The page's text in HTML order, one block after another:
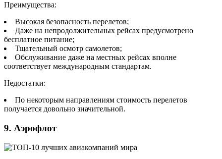
Преимущества:
Высокая безопасность перелетов;
Даже на непродолжительных рейсах предусмотрено
бесплатное питание;
Тщательный осмотр самолетов;
Обслуживание даже на местных рейсах вполне
соответствует международным стандартам.
Недостатки:
По некоторым направлениям стоимость перелетов
получается довольно значительной.
9. Аэрофлот